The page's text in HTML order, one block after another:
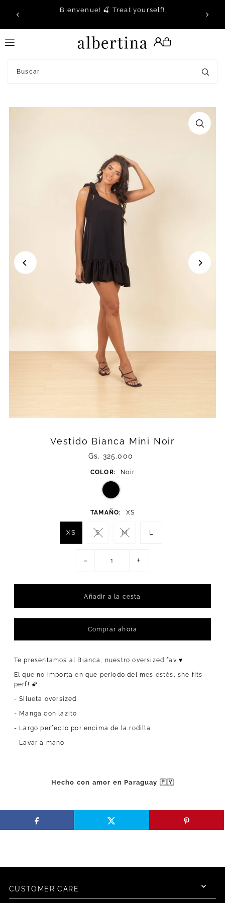
Translation missing: es.accessibility.skip_to_text
Bienvenue! 🍒 Treat yourself!
Vestido Bianca Mini Noir
Gs. 325.000
COLOR: Noir
TAMAÑO: XS
XS S M L
- +
Comprar ahora
Te presentamos al Bianca, nuestro oversized fav ♥
El que no importa en que periodo del mes estés, she fits
perf! 🌠
- Silueta oversized
- Manga con lazito
- Largo perfecto por encima de la rodilla
- Lavar a mano
Hecho con amor en Paraguay 🇵🇾
CUSTOMER CARE